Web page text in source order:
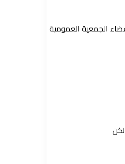
الجمعية العمومية